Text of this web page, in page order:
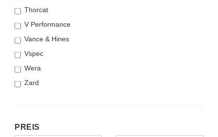
Thorcat
V Performance
Vance & Hines
Vspec
Wera
Zard
PREIS
PREIS